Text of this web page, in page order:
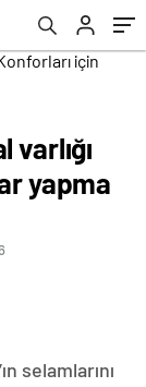
varlığı
yapma
selamlarını